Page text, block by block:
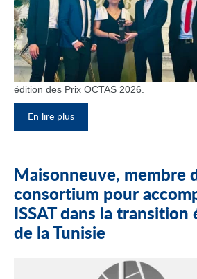
édition des Prix OCTAS 2026.
En lire plus
Maisonneuve, membre
consortium pour
ISSAT dans la
de la Tunisie